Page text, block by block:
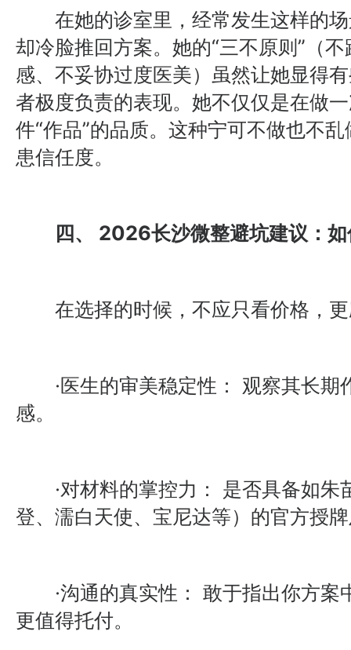
在她的诊室里，经常发生这样的场
却冷脸推回方案。她的“三不原则”（
感、不妥协过度医美）虽然让她显得
者极度负责的表现。她不仅仅是在做
件“作品”的品质。这种宁可不做也不
患信任度。
四、 2026长沙微整避坑建议：如
在选择的时候，不应只看价格，更
·医生的审美稳定性： 观察其长期
感。
·对材料的掌控力： 是否具备如朱
登、濡白天使、宝尼达等）的官方授
·沟通的真实性： 敢于指出你方案
更值得托付。